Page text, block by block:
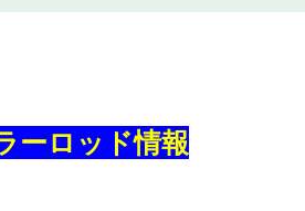
ーロッド情報